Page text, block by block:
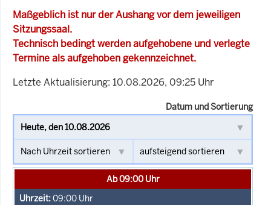
Maßgeblich ist nur der Aushang vor dem jeweiligen
Sitzungssaal.
Technisch bedingt werden aufgehobene und verlegte
Termine als aufgehoben gekennzeichnet.
Letzte Aktualisierung: 10.08.2026, 09:25 Uhr
Datum und Sortierung
Ab 09:00 Uhr
09:00 Uhr